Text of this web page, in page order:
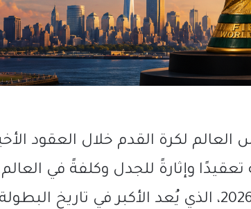
لكرة القدم خلال العقود
تعقيدًا وإثارةً للجدل وكلفةً في
انطلاق كأس العالم 2026، الذي يُعد الأكبر في